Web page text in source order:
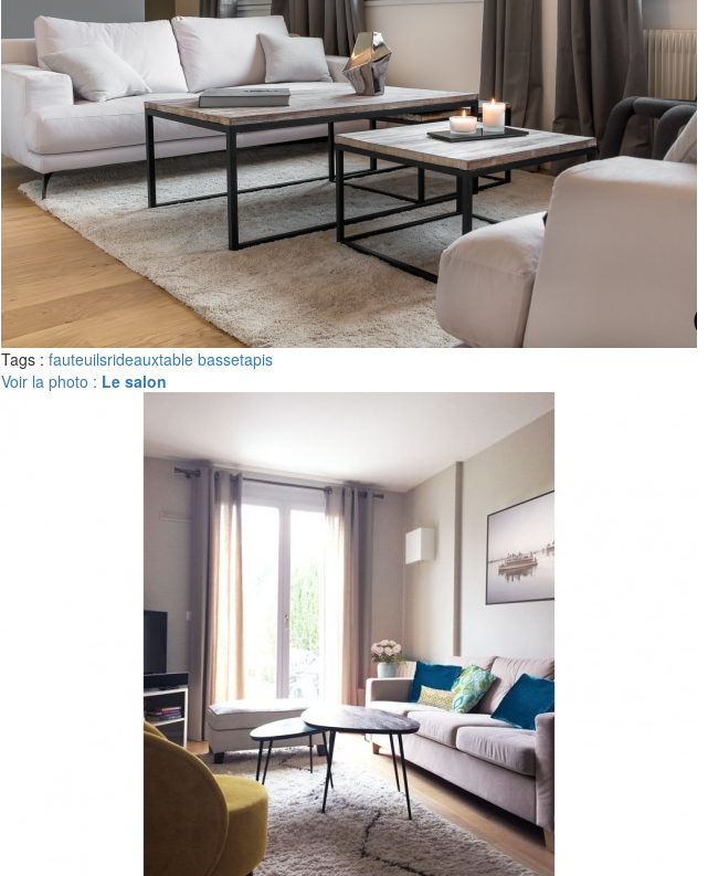
Tags : fauteuilsrideauxtable bassetapis
Voir la photo : Le salon